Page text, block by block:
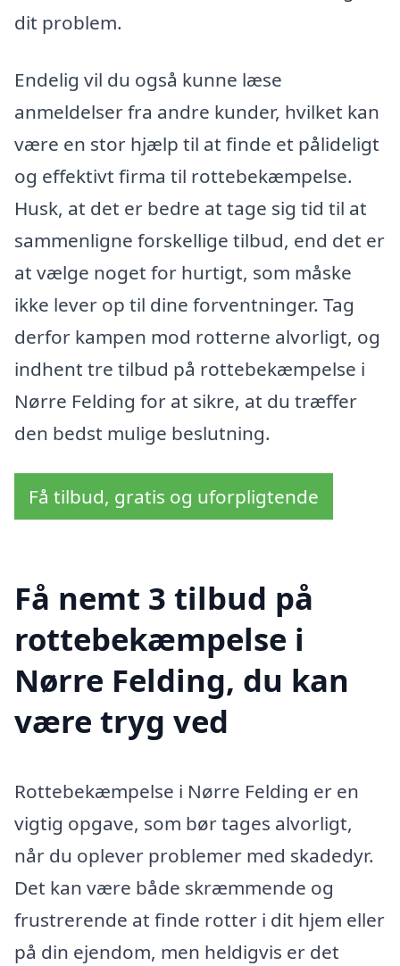
dit problem.
Endelig vil du også kunne læse
anmeldelser fra andre kunder, hvilket kan
være en stor hjælp til at finde et pålideligt
og effektivt firma til rottebekæmpelse.
Husk, at det er bedre at tage sig tid til at
sammenligne forskellige tilbud, end det er
at vælge noget for hurtigt, som måske
ikke lever op til dine forventninger. Tag
derfor kampen mod rotterne alvorligt, og
indhent tre tilbud på rottebekæmpelse i
Nørre Felding for at sikre, at du træffer
den bedst mulige beslutning.
Få tilbud, gratis og uforpligtende
Få nemt 3 tilbud på
rottebekæmpelse i
Nørre Felding, du kan
være tryg ved
Rottebekæmpelse i Nørre Felding er en
vigtig opgave, som bør tages alvorligt,
når du oplever problemer med skadedyr.
Det kan være både skræmmende og
frustrerende at finde rotter i dit hjem eller
på din ejendom, men heldigvis er det